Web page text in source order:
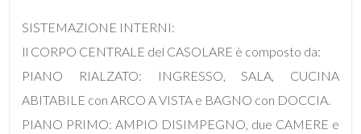
SISTEMAZIONE INTERNI:
Il CORPO CENTRALE del CASOLARE è composto da:
PIANO RIALZATO: INGRESSO, SALA, CUCINA
ABITABILE con ARCO A VISTA e BAGNO con DOCCIA.
PIANO PRIMO: AMPIO DISIMPEGNO, due CAMERE e
2
3